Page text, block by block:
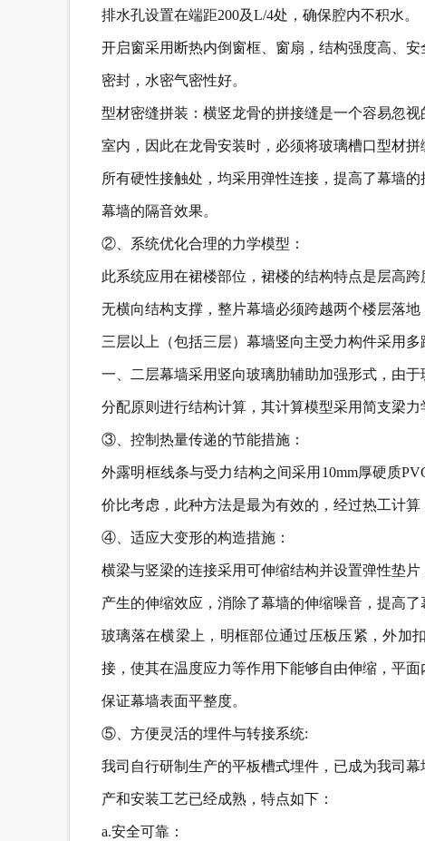
排水孔设置在端距200及L/4处，确保腔内不积水。
开启窗采用断热内倒窗框、窗扇，结构强度高、
密封，水密气密性好。
型材密缝拼装：横竖龙骨的拼接缝是一个容易忽
室内，因此在龙骨安装时，必须将玻璃槽口型材拼
所有硬性接触处，均采用弹性连接，提高了幕墙
幕墙的隔音效果。
②、系统优化合理的力学模型：
此系统应用在裙楼部位，裙楼的结构特点是层高
无横向结构支撑，整片幕墙必须跨越两个楼层落
三层以上（包括三层）幕墙竖向主受力构件采用
一、二层幕墙采用竖向玻璃肋辅助加强形式，由
分配原则进行结构计算，其计算模型采用简支梁力
③、控制热量传递的节能措施：
外露明框线条与受力结构之间采用10mm厚硬质
价比考虑，此种方法是最为有效的，经过热工计
④、适应大变形的构造措施：
横梁与竖梁的连接采用可伸缩结构并设置弹性垫
产生的伸缩效应，消除了幕墙的伸缩噪音，提高了
玻璃落在横梁上，明框部位通过压板压紧，外加
接，使其在温度应力等作用下能够自由伸缩，平
保证幕墙表面平整度。
⑤、方便灵活的埋件与转接系统:
我司自行研制生产的平板槽式埋件，已成为我司
产和安装工艺已经成熟，特点如下：
a.安全可靠：